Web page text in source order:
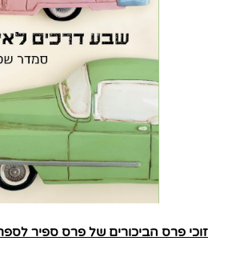
זוכי פרס הביכורים של פרס ספיר